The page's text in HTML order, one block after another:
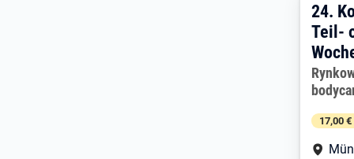
24.
24.
Teil-
17,00